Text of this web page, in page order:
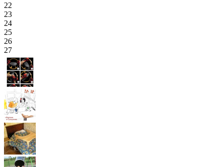
22
23
24
25
26
27